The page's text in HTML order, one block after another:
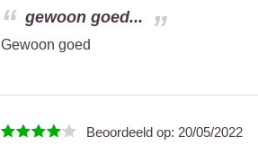
gewoon goed...
Gewoon goed
Beoordeeld op: 20/05/2022